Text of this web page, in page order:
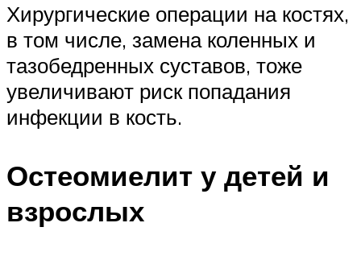
Хирургические операции на костях,
в том числе, замена коленных и
тазобедренных суставов, тоже
увеличивают риск попадания
инфекции в кость.
Остеомиелит у детей и
взрослых